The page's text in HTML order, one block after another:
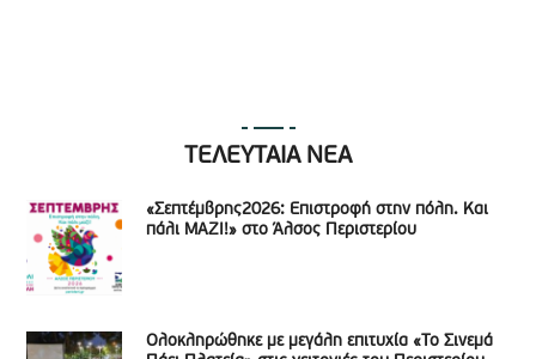
ΤΕΛΕΥΤΑΙΑ ΝΕΑ
«Σεπτέμβρης2026: Επιστροφή στην πόλη. Και
πάλι ΜΑΖΙ!» στο Άλσος Περιστερίου
Ολοκληρώθηκε με μεγάλη επιτυχία «Το Σινεμά